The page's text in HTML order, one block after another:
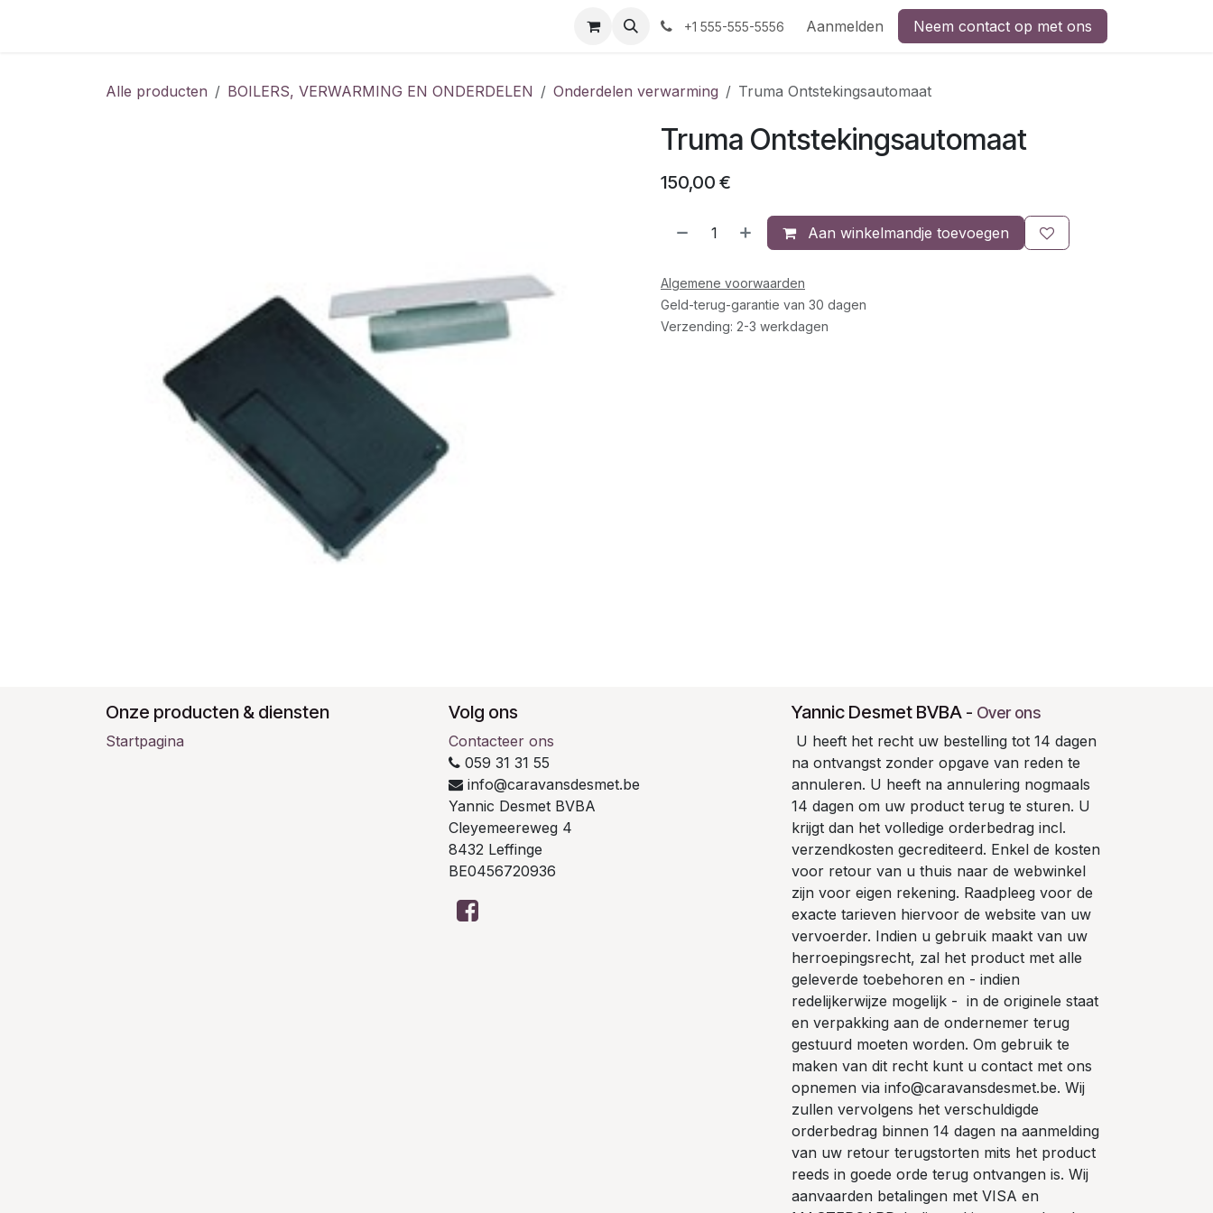
+1 555-555-5556 Aanmelden Neem contact op met ons
Alle producten BOILERS, VERWARMING EN ONDERDELEN Onderdelen verwarming Truma Ontstekingsautomaat
Truma Ontstekingsautomaat
150,00 €
Aan winkelmandje toevoegen
Algemene voorwaarden
Geld-terug-garantie van 30 dagen
Verzending: 2-3 werkdagen
Onze producten & diensten
Startpagina
Volg ons
Contacteer ons
059 31 31 55
info@caravansdesmet.be
Yannic Desmet BVBA
Cleyemeereweg 4
8432 Leffinge
BE0456720936
Yannic Desmet BVBA - Over ons
U heeft het recht uw bestelling tot 14 dagen
na ontvangst zonder opgave van reden te
annuleren. U heeft na annulering nogmaals
14 dagen om uw product terug te sturen. U
krijgt dan het volledige orderbedrag incl.
verzendkosten gecrediteerd. Enkel de kosten
voor retour van u thuis naar de webwinkel
zijn voor eigen rekening. Raadpleeg voor de
exacte tarieven hiervoor de website van uw
vervoerder. Indien u gebruik maakt van uw
herroepingsrecht, zal het product met alle
geleverde toebehoren en - indien
redelijkerwijze mogelijk - in de originele staat
en verpakking aan de ondernemer terug
gestuurd moeten worden. Om gebruik te
maken van dit recht kunt u contact met ons
opnemen via info@caravansdesmet.be. Wij
zullen vervolgens het verschuldigde
orderbedrag binnen 14 dagen na aanmelding
van uw retour terugstorten mits het product
reeds in goede orde terug ontvangen is. Wij
aanvaarden betalingen met VISA en